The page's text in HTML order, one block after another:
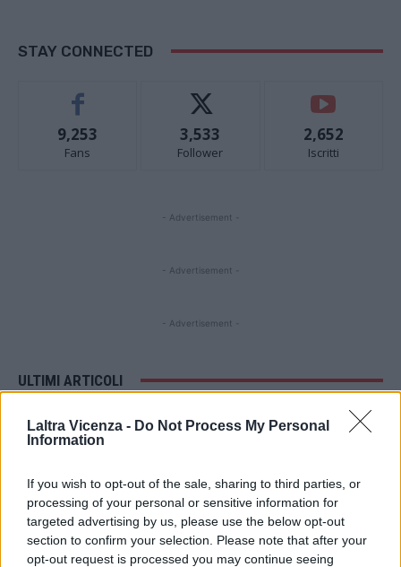
Laltra Vicenza - Do Not Process My Personal
Information
If you wish to opt-out of the sale, sharing to third parties, or
processing of your personal or sensitive information for
targeted advertising by us, please use the below opt-out
section to confirm your selection. Please note that after your
opt-out request is processed you may continue seeing
STAY CONNECTED
9,253
Fans
3,533
Follower
2,652
Iscritti
- Advertisement -
- Advertisement -
- Advertisement -
ULTIMI ARTICOLI
Mozart per Vicenza in Lirica